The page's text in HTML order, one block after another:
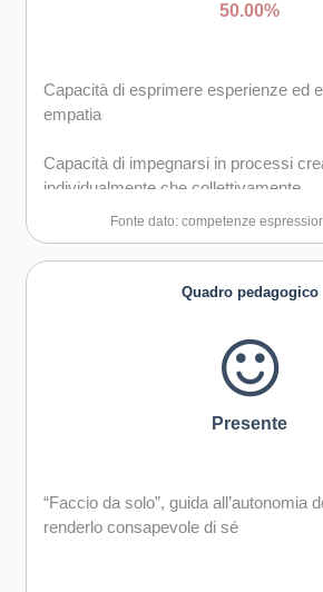
50.00%
Capacità di esprimere esperienze ed
empatia
Capacità di impegnarsi in processi
individualmente che collettivamente
Fonte dato: competenze
Quadro pedagogico
Presente
“Faccio da solo”, guida all’autonomia
renderlo consapevole di sé